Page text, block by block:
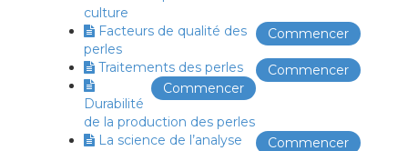
culture
Commencer
Facteurs de qualité des
perles
Commencer
Traitements des perles
Commencer
Durabilité
de la production des perles
Commencer
La science de l’analyse